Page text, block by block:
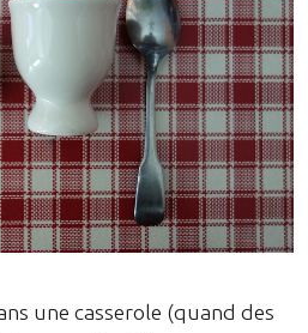
une casserole (quand des